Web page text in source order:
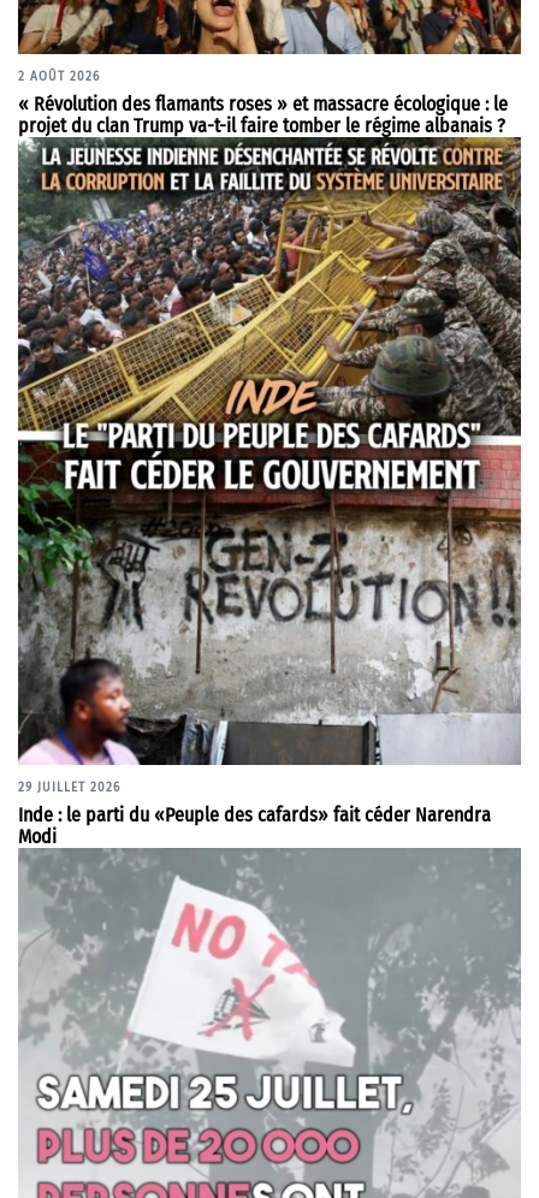
2 AOÛT 2026
« Révolution des flamants roses » et massacre écologique : le
projet du clan Trump va-t-il faire tomber le régime albanais ?
29 JUILLET 2026
Inde : le parti du «Peuple des cafards» fait céder Narendra
Modi